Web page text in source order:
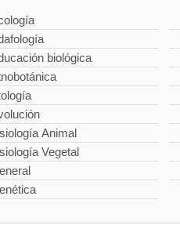
biológica
Animal
Vegetal